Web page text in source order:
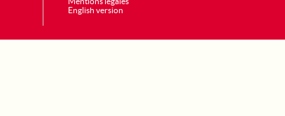
English version